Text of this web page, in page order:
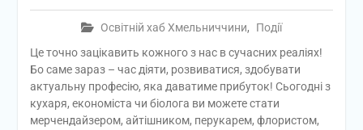
Освітній хаб Хмельниччини,
Події
Це точно зацікавить кожного з нас в сучасних реаліях!
Бо саме зараз – час діяти, розвиватися, здобувати
актуальну професію, яка даватиме прибуток! Сьогодні з
кухаря, економіста чи біолога ви можете стати
мерчендайзером, айтішником, перукарем, флористом,